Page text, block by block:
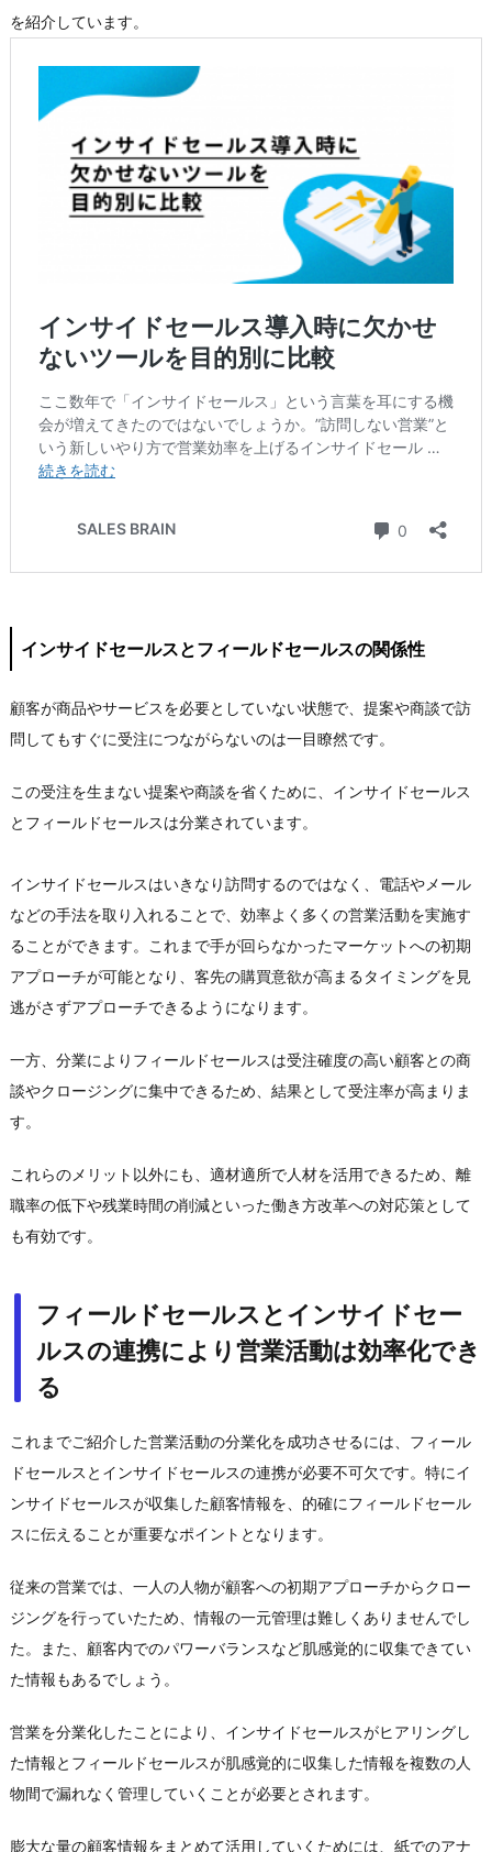
を紹介しています。
インサイドセールスとフィールドセールスの関係性
顧客が商品やサービスを必要としていない状態で、提案や商談で訪
問してもすぐに受注につながらないのは一目瞭然です。
この受注を生まない提案や商談を省くために、インサイドセールス
とフィールドセールスは分業されています。
インサイドセールスはいきなり訪問するのではなく、電話やメール
などの手法を取り入れることで、効率よく多くの営業活動を実施す
ることができます。これまで手が回らなかったマーケットへの初期
アプローチが可能となり、客先の購買意欲が高まるタイミングを見
逃がさずアプローチできるようになります。
一方、分業によりフィールドセールスは受注確度の高い顧客との商
談やクロージングに集中できるため、結果として受注率が高まりま
す。
これらのメリット以外にも、適材適所で人材を活用できるため、離
職率の低下や残業時間の削減といった働き方改革への対応策として
も有効です。
フィールドセールスとインサイドセー
ルスの連携により営業活動は効率化でき
る
これまでご紹介した営業活動の分業化を成功させるには、フィール
ドセールスとインサイドセールスの連携が必要不可欠です。特にイ
ンサイドセールスが収集した顧客情報を、的確にフィールドセール
スに伝えることが重要なポイントとなります。
従来の営業では、一人の人物が顧客への初期アプローチからクロー
ジングを行っていたため、情報の一元管理は難しくありませんでし
た。また、顧客内でのパワーバランスなど肌感覚的に収集できてい
た情報もあるでしょう。
営業を分業化したことにより、インサイドセールスがヒアリングし
た情報とフィールドセールスが肌感覚的に収集した情報を複数の人
物間で漏れなく管理していくことが必要とされます。
膨大な量の顧客情報をまとめて活用していくためには、紙でのアナ